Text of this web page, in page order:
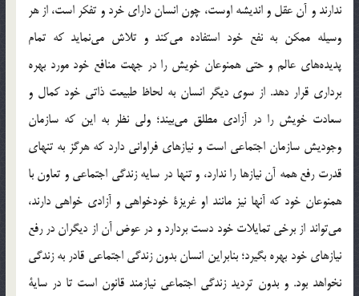
ندارند و آن عقل و انديشه اوست، چون انسان داراي خرد و تفكر است، از هر
وسيله ممكن به نفع خود استفاده مي‌كند و تلاش مي‌نمايد كه تمام
پديده‌هاي عالم و حتي همنوعان خويش را در جهت منافع خود مورد بهره
برداري قرار دهد. از سوي ديگر انسان به لحاظ طبيعت ذاتي خود كمال و
سعادت خويش را در آزادي مطلق مي‌بيند؛ ولي نظر به اين كه سازمان
وجوديش سازمان اجتماعي است و نيازهاي فراواني دارد كه هرگز به تنهاي
قدرت رفع همه آن نيازها را ندارد، و تنها در سايه زندگي اجتماعي و تعاون با
همنوعان خود كه آنها نيز مانند او غريزة خودخواهي و آزادي خواهي دارند،
مي‌تواند از برخي تمايلات خود دست بردارد و در عوض آن از ديگران در رفع
نيازهاي خود بهره بگيرد؛ بنابراين انسان بدون زندگي اجتماعي قادر به زندگي
نخواهد بود. و بدون ترديد زندگي اجتماعي نيازمند قانون است تا در ساية